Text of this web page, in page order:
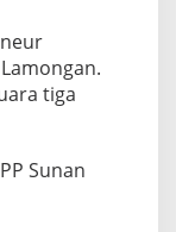
tiga
Sunan